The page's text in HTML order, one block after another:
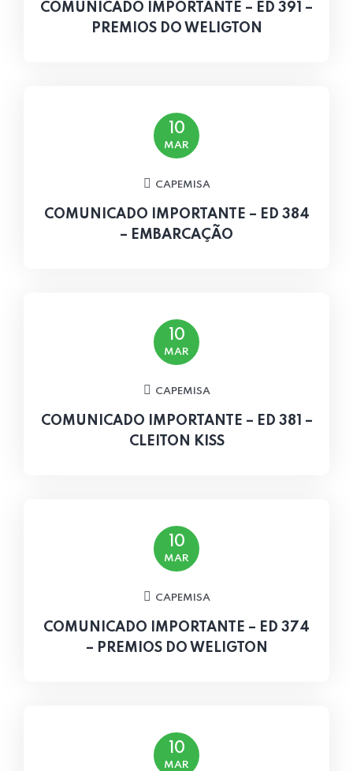
COMUNICADO IMPORTANTE – ED 391 –
PREMIOS DO WELIGTON
10
MAR
CAPEMISA
COMUNICADO IMPORTANTE – ED 384
– EMBARCAÇÃO
10
MAR
CAPEMISA
COMUNICADO IMPORTANTE – ED 381 –
CLEITON KISS
10
MAR
CAPEMISA
COMUNICADO IMPORTANTE – ED 374
– PREMIOS DO WELIGTON
10
MAR